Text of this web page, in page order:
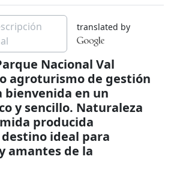
translated by
Nacional Val
agroturismo de gestión
en un
y sencillo. Naturaleza
producida
ideal para
amantes de la